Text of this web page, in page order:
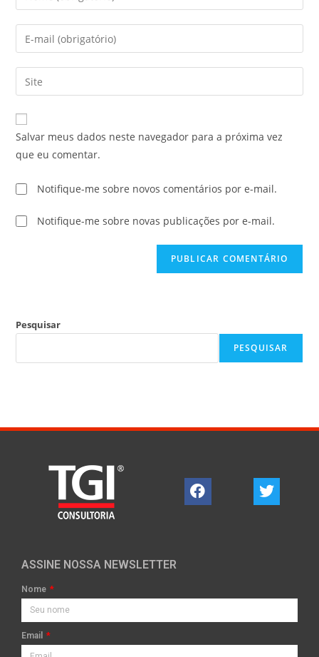
Salvar meus dados neste navegador para a próxima vez
que eu comentar.
Notifique-me sobre novos comentários por e-mail.
Notifique-me sobre novas publicações por e-mail.
Pesquisar
PESQUISAR
ASSINE NOSSA NEWSLETTER
Nome
Email